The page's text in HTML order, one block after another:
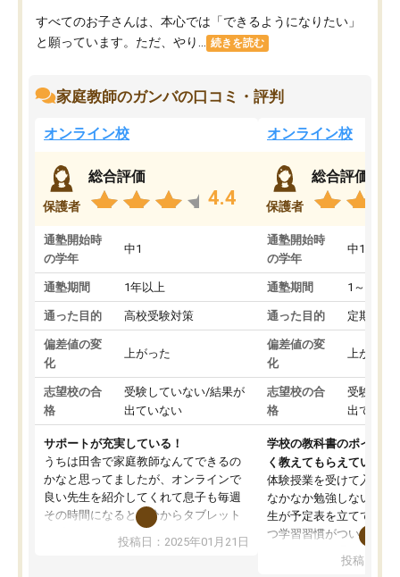
すべてのお子さんは、本心では「できるようになりたい」
と願っています。ただ、やり...
続きを読む
家庭教師のガンバの口コミ・評判
オンライン校
保護者
総合評価
4.4
通塾開始時
の学年
中1
通塾期間 1年以上
通った目的 高校受験対策
偏差値の変
化
上がった
志望校の合
格
受験していない/結果が
出ていない
サポートが充実している！
うちは田舎で家庭教師なんてできるの
かなと思ってましたが、オンラインで
良い先生を紹介してくれて息子も毎週
その時間になると自分からタブレット
を開いてzoomを繋げるようになりまし
た！5科目なんでもOKなのもとても気
投稿日：2025年01月21日
オンライン校
保護者
総合評価
通塾開始時
の学年
中1
通塾期間 1～3ヵ月
通った目的 定期テス
偏差値の変
化
上がった
志望校の合
格
受験して
出ていな
学校の教科書のポイント
く教えてもらえている
体験授業を受けて入塾し
なかなか勉強しない息子
生が予定表を立ててくれ
つ学習習慣がついてきま
指導が無い日も予定表
投稿日：